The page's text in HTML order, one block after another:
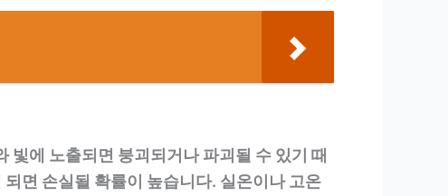
빛에 노출되면 붕괴되거나 파괴될 수 있기 때
면 손실될 확률이 높습니다. 실온이나 고온